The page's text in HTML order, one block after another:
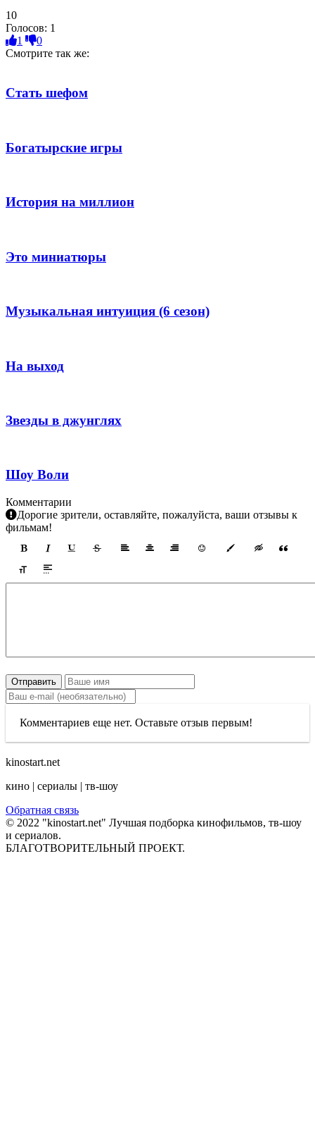
10
Голосов: 1
1
0
Смотрите так же:
Стать шефом
Богатырские игры
История на миллион
Это миниатюры
Музыкальная интуиция (6 сезон)
На выход
Звезды в джунглях
Шоу Воли
Комментарии
Дорогие зрители, оставляйте, пожалуйста, ваши отзывы к
фильмам!
Отправить
Комментариев еще нет. Оставьте отзыв первым!
kinostart.net
кино | сериалы | тв-шоу
Обратная связь
© 2022 "kinostart.net" Лучшая подборка кинофильмов, тв-шоу
и сериалов.
БЛАГОТВОРИТЕЛЬНЫЙ ПРОЕКТ.